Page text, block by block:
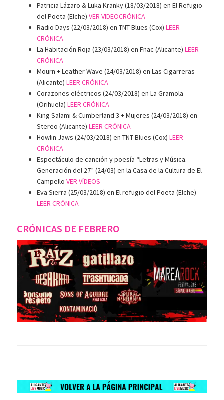
Patricia Lázaro & Luka Kranky (18/03/2018) en El Refugio
del Poeta (Elche)VER VIDEOCRÓNICA
Radio Days (22/03/2018) en TNT Blues (Cox)LEER
CRÓNICA
La Habitación Roja (23/03/2018) en Fnac (Alicante)LEER
CRÓNICA
Mourn + Leather Wave (24/03/2018) en Las Cigarreras
(Alicante)LEER CRÓNICA
Corazones eléctricos (24/03/2018) en La Gramola
(Orihuela)LEER CRÓNICA
King Salami & Cumberland 3 + Mujeres (24/03/2018) en
Stereo (Alicante)LEER CRÓNICA
Howlin Jaws (24/03/2018) en TNT Blues (Cox)LEER
CRÓNICA
Espectáculo de canción y poesía “Letras y Música.
Generación del 27” (24/03) en la Casa de la Cultura de El
CampelloVER VÍDEOS
Eva Sierra (25/03/2018) en El refugio del Poeta (Elche)
LEER CRÓNICA
CRÓNICAS DE FEBRERO